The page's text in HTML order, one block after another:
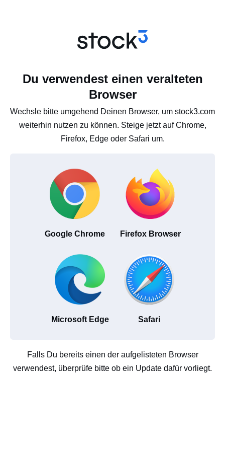
Du verwendest einen veralteten
Browser
Wechsle bitte umgehend Deinen Browser, um stock3.com
weiterhin nutzen zu können. Steige jetzt auf Chrome,
Firefox, Edge oder Safari um.
Google Chrome Firefox Browser
Microsoft Edge Safari
Falls Du bereits einen der aufgelisteten Browser
verwendest, überprüfe bitte ob ein Update dafür vorliegt.